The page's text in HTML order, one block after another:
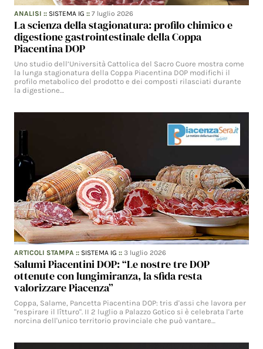
ANALISI :: SISTEMA IG ::7 luglio 2026
La scienza della stagionatura: profilo chimico e
digestione gastrointestinale della Coppa
Piacentina DOP
Uno studio dell’Università Cattolica del Sacro Cuore mostra come
la lunga stagionatura della Coppa Piacentina DOP modifichi il
profilo metabolico del prodotto e dei composti rilasciati durante
la digestione…
ARTICOLI STAMPA :: SISTEMA IG ::3 luglio 2026
Salumi Piacentini DOP: “Le nostre tre DOP
ottenute con lungimiranza, la sfida resta
valorizzare Piacenza”
Coppa, Salame, Pancetta Piacentina DOP: tris d'assi che lavora per
"respirare il lîtturo". II 2 luglio a Palazzo Gotico si è celebrata l'arte
norcina dell'unico territorio provinciale che può vantare…